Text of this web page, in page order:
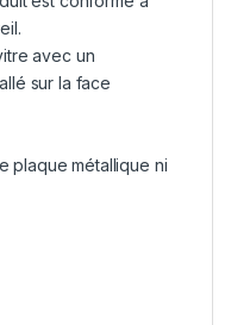
avec un
sur la face
plaque métallique ni